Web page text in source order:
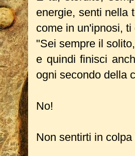
energie, senti nella
come in un'ipnosi, ti
"Sei sempre il
e quindi finisci
ogni secondo della
No!
Non sentirti in